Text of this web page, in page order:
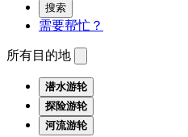
搜索
需要帮忙？
所有目的地
潜水游轮
探险游轮
河流游轮